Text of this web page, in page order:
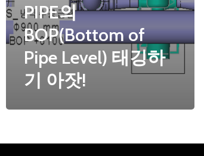
PIPE의
BOP(Bottom of
Pipe Level) 태깅하
기 아잣!